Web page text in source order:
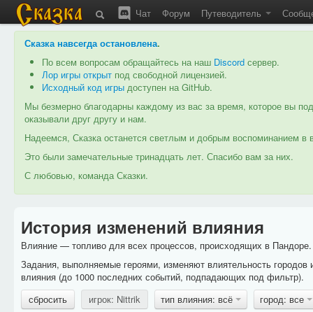
Чат Форум Путеводитель
Сказка навсегда остановлена.
По всем вопросам обращайтесь на наш Discord сервер.
Лор игры открыт под свободной лицензией.
Исходный код игры доступен на GitHub.
Мы безмерно благодарны каждому из вас за время, которое вы
оказывали друг другу и нам.
Надеемся, Сказка останется светлым и добрым воспоминанием
Это были замечательные тринадцать лет. Спасибо вам за них.
С любовью, команда Сказки.
История изменений влияния
Влияние — топливо для всех процессов, происходящих в
Задания, выполняемые героями, изменяют влиятельность
влияния (до 1000 последних событий, подпадающих под фильтр).
сбросить
игрок: Nittrik тип влияния: всё
город: все